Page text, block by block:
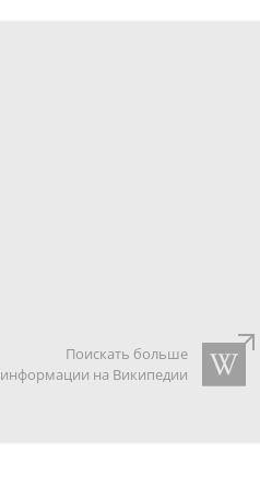
Поискать больше
информации на Википедии